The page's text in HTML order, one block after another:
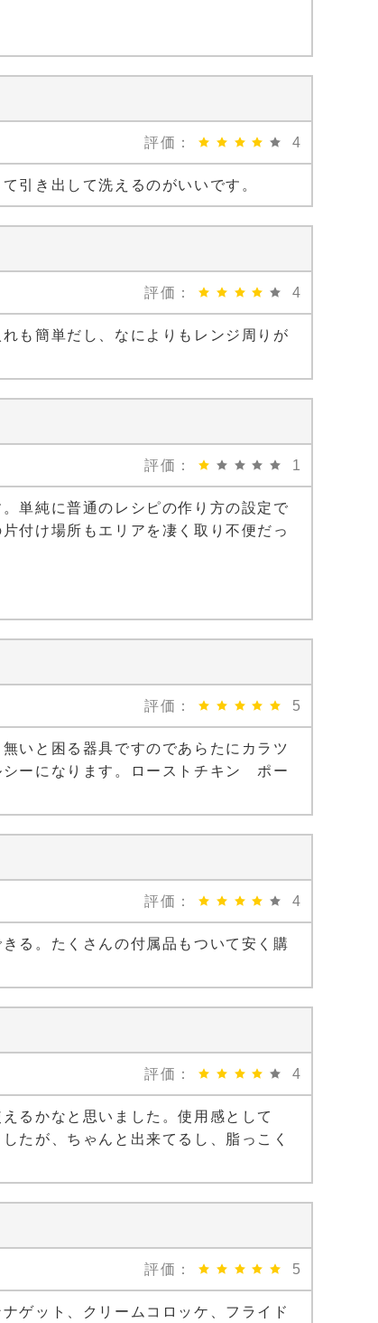
評価： 4
引き出して洗えるのがいいです。
評価： 4
も簡単だし、なによりもレンジ周りが
評価： 1
単純に普通のレシピの作り方の設定で
付け場所もエリアを凄く取り不便だっ
評価： 5
いと困る器具ですのであらたにカラツ
シーになります。ローストチキン ポー
評価： 4
る。たくさんの付属品もついて安く購
評価： 4
るかなと思いました。使用感として
たが、ちゃんと出来てるし、脂っこく
評価： 5
ゲット、クリームコロッケ、フライド